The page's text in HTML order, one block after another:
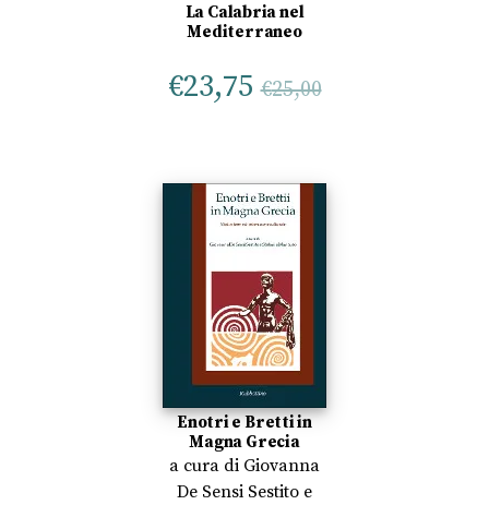
La Calabria nel
Mediterraneo
€23,75 €25,00
Enotri e Bretti in
Magna Grecia
a cura di Giovanna
De Sensi Sestito e